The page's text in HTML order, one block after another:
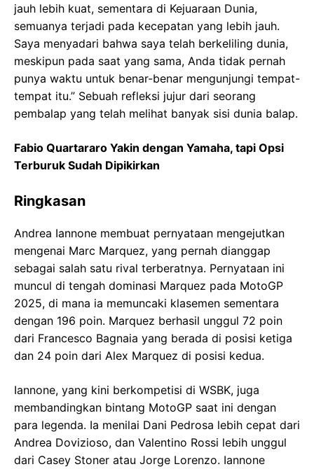
jauh lebih kuat, sementara di Kejuaraan Dunia,
semuanya terjadi pada kecepatan yang lebih jauh.
Saya menyadari bahwa saya telah berkeliling dunia,
meskipun pada saat yang sama, Anda tidak pernah
punya waktu untuk benar-benar mengunjungi tempat-
tempat itu.” Sebuah refleksi jujur dari seorang
pembalap yang telah melihat banyak sisi dunia balap.
Fabio Quartararo Yakin dengan Yamaha, tapi Opsi
Terburuk Sudah Dipikirkan
Ringkasan
Andrea Iannone membuat pernyataan mengejutkan
mengenai Marc Marquez, yang pernah dianggap
sebagai salah satu rival terberatnya. Pernyataan ini
muncul di tengah dominasi Marquez pada MotoGP
2025, di mana ia memuncaki klasemen sementara
dengan 196 poin. Marquez berhasil unggul 72 poin
dari Francesco Bagnaia yang berada di posisi ketiga
dan 24 poin dari Alex Marquez di posisi kedua.
Iannone, yang kini berkompetisi di WSBK, juga
membandingkan bintang MotoGP saat ini dengan
para legenda. Ia menilai Dani Pedrosa lebih cepat dari
Andrea Dovizioso, dan Valentino Rossi lebih unggul
dari Casey Stoner atau Jorge Lorenzo. Iannone